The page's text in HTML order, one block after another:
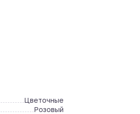
Цветочные
Розовый